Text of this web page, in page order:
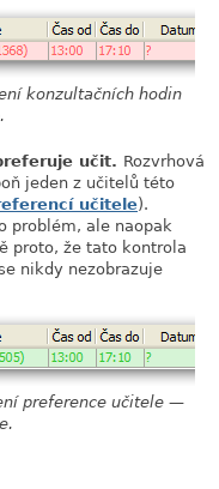
konzultačních hodin
učit. Rozvrhová
jeden z učitelů této
učitele).
problém, ale naopak
proto, že tato kontrola
nikdy nezobrazuje
preference učitele —